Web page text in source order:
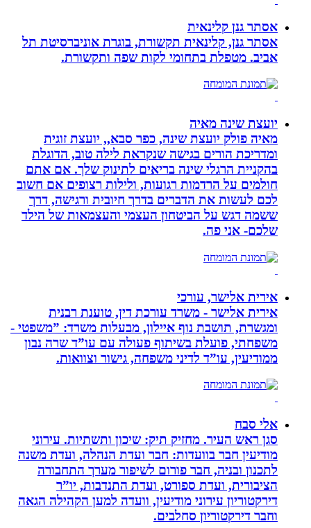
אסתר גנן קלינאית
אסתר גנן, קלינאית תקשורת, בוגרת אוניברסיטת תל
אביב. מטפלת בתחומי לקות שפה ותקשורת.
יועצת שינה מאיה
מאיה פולק יועצת שינה, כפר סבא,, יועצת זוגית
ומדריכת הורים בגישה שנקראת לילה טוב, הדוגלת
בהקניית הרגלי שינה בריאים לתינוק שלך. אם אתם
חולמים על הרדמות רגועות, ולילות רצופים אם חשוב
לכם לעשות את הדברים בדרך חיובית ורגישה, דרך
ששמה דגש על הביטחון העצמי והעצמאות של הילד
שלכם- אני פה.
אירית אלישר, עורכי
אירית אלישר - משרד עורכת דין, טוענת רבנית
ומגשרת, תושבת נוף איילון, מבעלות משרד: ”משפטי -
משפחתי, פועלת בשיתוף פעולה עם עו”ד שרה נבון
ממודיעין, עו”ד לדיני משפחה, גישור וצוואות.
אלי סבח
סגן ראש העיר. מחזיק תיק: שיכון ותשתיות. עירוני
מודיעין חבר בוועדות: חבר ועדת הנהלה, ועדת משנה
לתכנון ובניה, חבר פורום לשיפור מערך התחבורה
הציבורית, ועדת ספורט, ועדת התנדבות, יו”ר
דירקטוריון עירוני מודיעין, וועדה למען הקהילה הגאה
וחבר דירקטוריון סחלבים.